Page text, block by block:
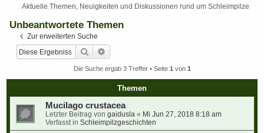
Aktuelle Themen, Neuigkeiten und Diskussionen rund um Schleimpilze
Unbeantwortete Themen
Zur erweiterten Suche
Suche
Die Suche ergab 3 Treffer • Seite 1von 1
Themen
Mucilago crustacea
Letzter Beitrag von gaidusla « Mi Jun 27, 2018 8:18 am
Verfasst in Schleimpilzgeschichten